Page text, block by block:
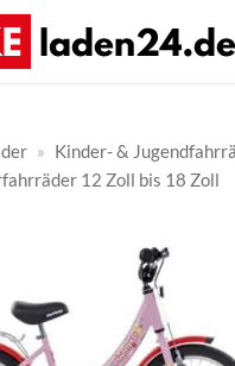
» Kinder- &
12 Zoll bis 18 Zoll